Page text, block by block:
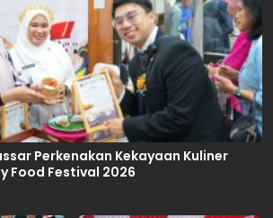
Perkenakan Kekayaan Kuliner
Food Festival 2026